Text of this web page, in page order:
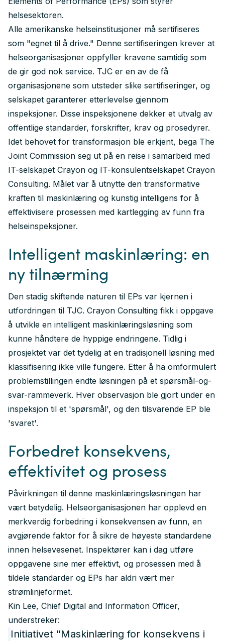
helsesektoren.
Alle amerikanske helseinstitusjoner må sertifiseres
som "egnet til å drive." Denne sertifiseringen krever at
helseorganisasjoner oppfyller kravene samtidig som
de gir god nok service. TJC er en av de få
organisasjonene som utsteder slike sertifiseringer, og
selskapet garanterer etterlevelse gjennom
inspeksjoner. Disse inspeksjonene dekker et utvalg av
offentlige standarder, forskrifter, krav og prosedyrer.
Idet behovet for transformasjon ble erkjent, bega The
Joint Commission seg ut på en reise i samarbeid med
IT-selskapet Crayon og IT-konsulentselskapet Crayon
Consulting. Målet var å utnytte den transformative
kraften til maskinlæring og kunstig intelligens for å
effektivisere prosessen med kartlegging av funn fra
helseinspeksjoner.
Intelligent maskinlæring: en
ny tilnærming
Den stadig skiftende naturen til EPs var kjernen i
utfordringen til TJC. Crayon Consulting fikk i oppgave
å utvikle en intelligent maskinlæringsløsning som
kunne håndtere de hyppige endringene. Tidlig i
prosjektet var det tydelig at en tradisjonell løsning med
klassifisering ikke ville fungere. Etter å ha omformulert
problemstillingen endte løsningen på et spørsmål-og-
svar-rammeverk. Hver observasjon ble gjort under en
inspeksjon til et 'spørsmål', og den tilsvarende EP ble
'svaret'.
Forbedret konsekvens,
effektivitet og prosess
Påvirkningen til denne maskinlæringsløsningen har
vært betydelig. Helseorganisasjonen har opplevd en
merkverdig forbedring i konsekvensen av funn, en
avgjørende faktor for å sikre de høyeste standardene
innen helsevesenet. Inspektører kan i dag utføre
oppgavene sine mer effektivt, og prosessen med å
tildele standarder og EPs har aldri vært mer
strømlinjeformet.
Kin Lee, Chief Digital and Information Officer,
understreker:
Initiativet "Maskinlæring for konsekvens i